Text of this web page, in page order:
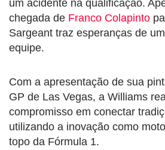
um acidente na qualificação.
chegada de Franco Colapinto
Sargeant traz esperanças de
equipe.
Com a apresentação de sua
GP de Las Vegas, a Williams
compromisso em conectar
utilizando a inovação como
topo da Fórmula 1.